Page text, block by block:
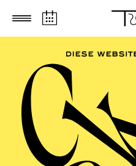
Zum Hauptinhalt springen